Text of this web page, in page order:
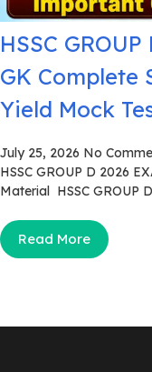
HSSC
GK Complete
Yield Mock
July 25, 2026 No
HSSC GROUP D 2026
Material HSSC GROUP
Read More